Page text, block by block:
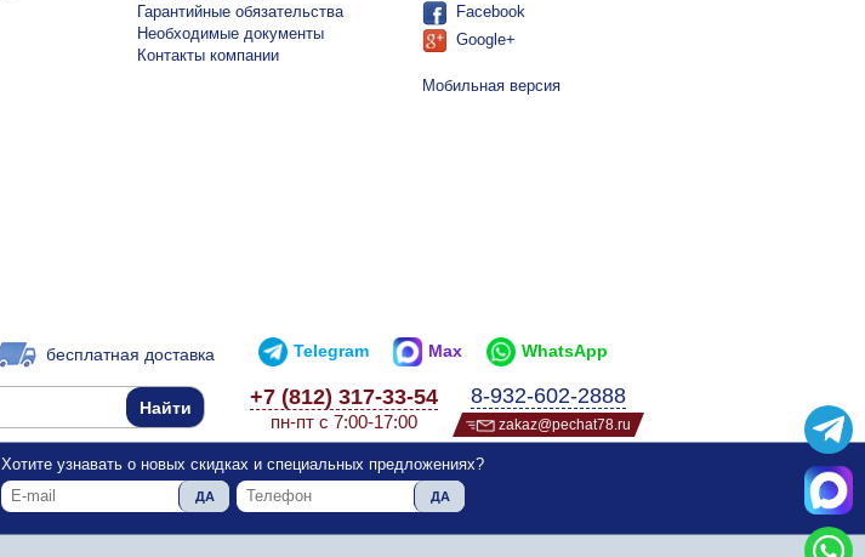
Гарантийные обязательства
Необходимые документы
Контакты компании
Facebook
Google+
Мобильная версия
бесплатная доставка Telegram Max WhatsApp
+7 (812) 317-33-54
пн-пт с 7:00-17:00
8-932-602-2888
zakaz@pechat78.ru
Хотите узнавать о новых скидках и специальных предложениях?